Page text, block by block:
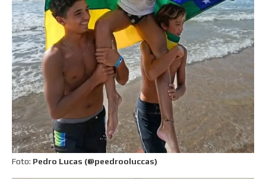
Foto: Pedro Lucas (@peedrooluccas)